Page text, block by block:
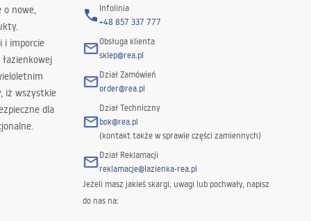
o nowe,
i imporcie
iż wszystkie
dla
Infolinia
+48 857 337 777
Obsługa klienta
sklep@rea.pl
Dział Zamówień
order@rea.pl
Dział Techniczny
bok@rea.pl
(kontakt także w sprawie części zamiennych)
Dział Reklamacji
reklamacje@lazienka-rea.pl
Jeżeli masz jakieś skargi, uwagi lub pochwały, napisz
do nas na: